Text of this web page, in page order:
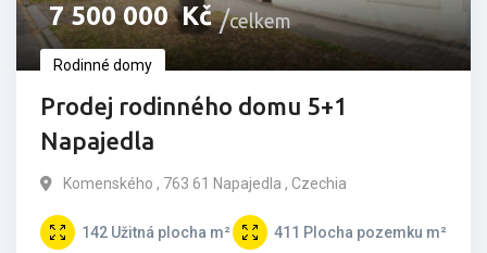
7­ ­­500­ ­­000­ ­­Kč celkem
Rodinné domy
Prodej rodinného domu 5+1
Napajedla
Komenského , 763 61 Napajedla , Czechia
142 Užitná plocha m² 411 Plocha pozemku m²